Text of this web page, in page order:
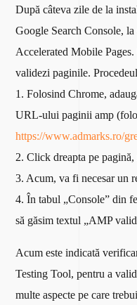
După câteva zile de la
Google Search Console, la
Accelerated Mobile
validezi paginile.
1. Folosind Chrome,
URL-ului paginii amp
https://www.admarks.ro/
2. Click dreapta pe
3. Acum, va fi necesar un
4. În tabul „Console” din
să găsim textul „AMP
Acum este indicată
Testing Tool, pentru a
multe aspecte pe care